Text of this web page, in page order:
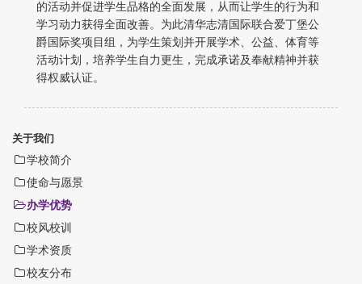
的活动并促进学生品格的全面发展，从而让学生的行为和
学习动力获得全面改善。为此清华志清国际联合爱丁堡公
爵国际奖项目组，为学生策划并开展学术、公益、体育等
活动计划，培养学生自力更生，完成承诺及奉献精神并获
得权威认证。
关于我们
学校简介
使命与愿景
办学优势
校风校训
学术资质
校友分布